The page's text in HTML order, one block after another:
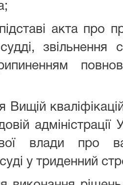
акта про
влади про
у триденний